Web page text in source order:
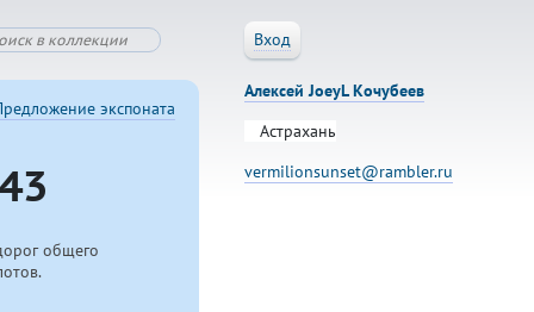
Вход
общего
экспоната
Алексей JoeyL Кочубеев
Астрахань
vermilionsunset@rambler.ru